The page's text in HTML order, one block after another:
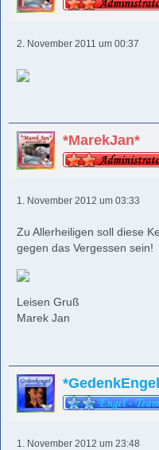
2. November 2011 um 00:37
*MarekJan*
1. November 2012 um 03:33
Zu Allerheiligen soll diese
gegen das Vergessen sein!
Leisen Gruß
Marek Jan
1. November 2012 um 23:48